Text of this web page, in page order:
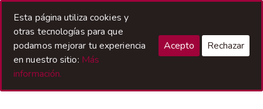
Esta página utiliza cookies y
otras tecnologías para que
podamos mejorar tu experiencia
en nuestro sitio: Más
información.
Acepto Rechazar